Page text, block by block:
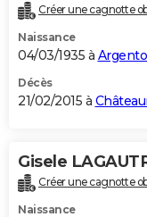
Créer une cagnotte
Naissance
04/03/1935 à
Décès
21/02/2015 à
Gisele
Créer une cagnotte
Naissance